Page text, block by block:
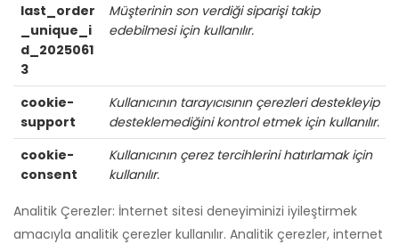
last_order
_unique_i
d_2025061
3
Müşterinin son verdiği siparişi takip
edebilmesi için kullanılır.
cookie-
support
Kullanıcının tarayıcısının çerezleri destekleyip
desteklemediğini kontrol etmek için kullanılır.
cookie-
consent
Kullanıcının çerez tercihlerini hatırlamak için
kullanılır.
Analitik Çerezler: İnternet sitesi deneyiminizi iyileştirmek
amacıyla analitik çerezler kullanılır. Analitik çerezler, internet